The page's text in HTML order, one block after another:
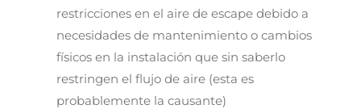
restricciones en el aire de escape debido a
necesidades de mantenimiento o cambios
físicos en la instalación que sin saberlo
restringen el flujo de aire (esta es
probablemente la causante)